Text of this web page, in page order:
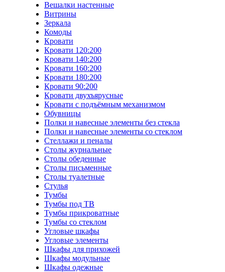
Вешалки настенные
Витрины
Зеркала
Комоды
Кровати
Кровати 120:200
Кровати 140:200
Кровати 160:200
Кровати 180:200
Кровати 90:200
Кровати двухъярусные
Кровати с подъёмным механизмом
Обувницы
Полки и навесные элементы без стекла
Полки и навесные элементы со стеклом
Стеллажи и пеналы
Столы журнальные
Столы обеденные
Столы письменные
Столы туалетные
Стулья
Тумбы
Тумбы под ТВ
Тумбы прикроватные
Тумбы со стеклом
Угловые шкафы
Угловые элементы
Шкафы для прихожей
Шкафы модульные
Шкафы одежные